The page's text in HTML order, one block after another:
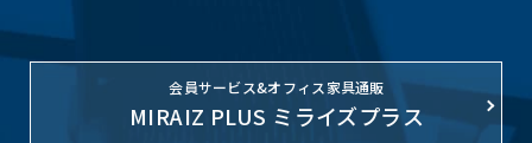
会員サービス&オフィス家具通販
MIRAIZ PLUS ミライズプラス